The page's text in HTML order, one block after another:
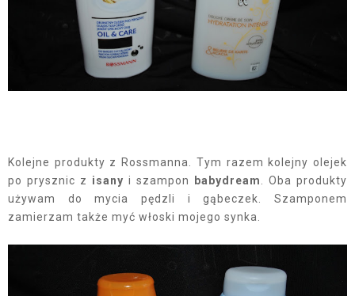
Kolejne produkty z Rossmanna. Tym razem kolejny olejek
po prysznic z isany i szampon babydream. Oba produkty
używam do mycia pędzli i gąbeczek. Szamponem
zamierzam także myć włoski mojego synka.